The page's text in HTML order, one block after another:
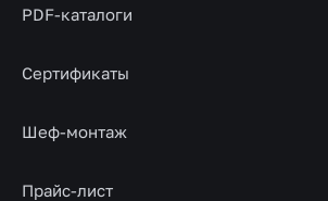
PDF-каталоги
Сертификаты
Шеф-монтаж
Прайс-лист